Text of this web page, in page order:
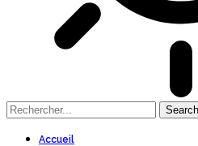
Accueil